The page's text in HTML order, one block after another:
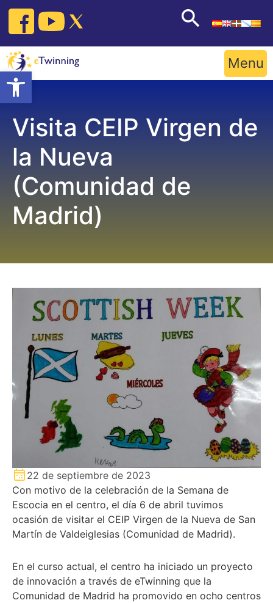
Open toolbar
Skip
content
Menu
Visita CEIP Virgen de
la Nueva
(Comunidad de
Madrid)
22 de septiembre de 2023
Con motivo de la celebración de la Semana de
Escocia en el centro, el día 6 de abril tuvimos
ocasión de visitar el CEIP Virgen de la Nueva de San
Martín de Valdeiglesias (Comunidad de Madrid).
En el curso actual, el centro ha iniciado un proyecto
de innovación a través de eTwinning que la
Comunidad de Madrid ha promovido en ocho centros